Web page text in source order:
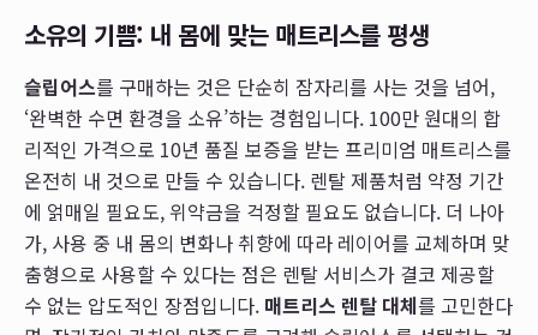
소유의 기쁨: 내 몸에 맞는 매트리스를 평생
슬립어스를 구매하는 것은 단순히 잠자리를 사는 것을 넘어,
‘완벽한 수면 환경을 소유’하는 경험입니다. 100만 원대의 합
리적인 가격으로 10년 품질 보증을 받는 프리미엄 매트리스를
온전히 내 것으로 만들 수 있습니다. 렌탈 제품처럼 약정 기간
에 얽매일 필요도, 위약금을 걱정할 필요도 없습니다. 더 나아
가, 사용 중 내 몸의 변화나 취향에 따라 레이어를 교체하며 맞
춤형으로 사용할 수 있다는 점은 렌탈 서비스가 결코 제공할
수 없는 압도적인 장점입니다. 매트리스 렌탈 대체를 고민한다